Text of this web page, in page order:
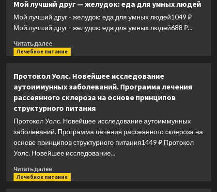
противопоказания
питание
в
большом
Мой лучший друг — желудок: еда для умных людей
Мой лучший друг - желудок: еда для умных людей1049 ₽
Мой лучший друг - желудок: еда для умных людей688 ₽...
Читать далееПрочитать
больше
лучший
друг
—
желудок:
для
умных
людей
Лечебное питание
Протокол Уолс. Новейшее исследование
аутоиммунных заболеваний. Программа лечения
рассеянного склероза на основе принципов
структурного питания
Протокол Уолс. Новейшее исследование аутоиммунных
заболеваний. Программа лечения рассеянного склероза на
основе принципов структурного питания1449 ₽ Протокол
Уолс. Новейшее исследование...
Читать далееПрочитать
больше
Лечебное питание